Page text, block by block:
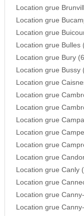
Location grue
Location grue
Location grue
Location grue Bulles
Location grue Bury
Location grue Bussy
Location grue
Location grue
Location grue
Location grue
Location grue
Location grue
Location grue
Location grue Canly
Location grue
Location grue
Location grue